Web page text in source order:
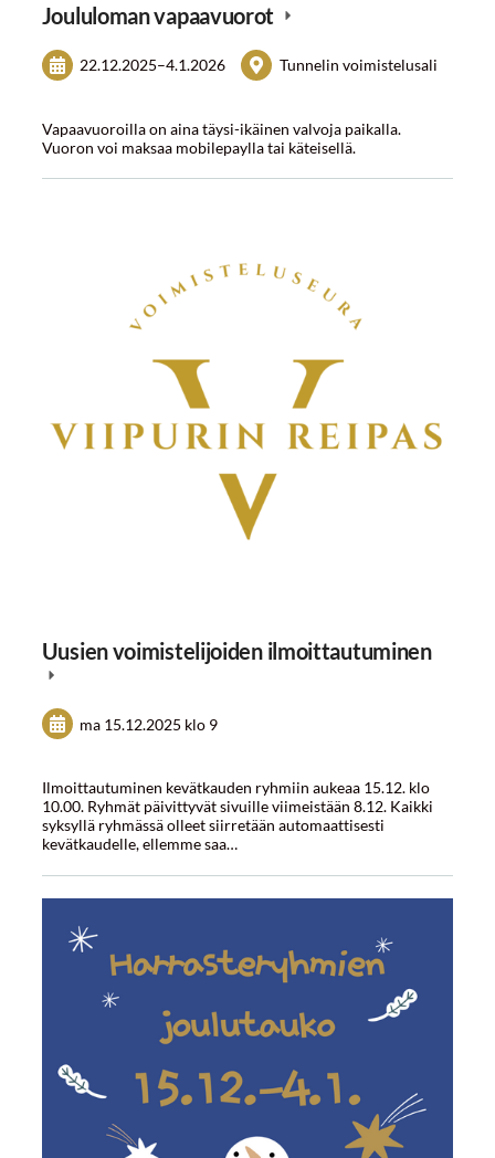
Joululoman vapaavuorot
22.12.2025–4.1.2026 Tunnelin voimistelusali
Vapaavuoroilla on aina täysi-ikäinen valvoja paikalla.
Vuoron voi maksaa mobilepaylla tai käteisellä.
Uusien voimistelijoiden ilmoittautuminen
ma 15.12.2025 klo 9
Ilmoittautuminen kevätkauden ryhmiin aukeaa 15.12. klo
10.00. Ryhmät päivittyvät sivuille viimeistään 8.12. Kaikki
syksyllä ryhmässä olleet siirretään automaattisesti
kevätkaudelle, ellemme saa…